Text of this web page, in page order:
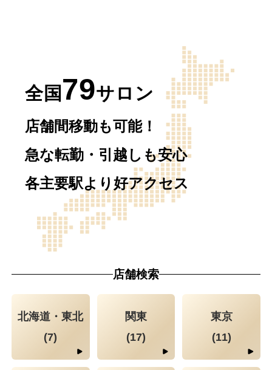
全国 79サロン
店舗間移動も可能！
急な転勤・引越しも安心
各主要駅より好アクセス
店舗検索
北海道・東北
(7)
関東
(17)
東京
(11)